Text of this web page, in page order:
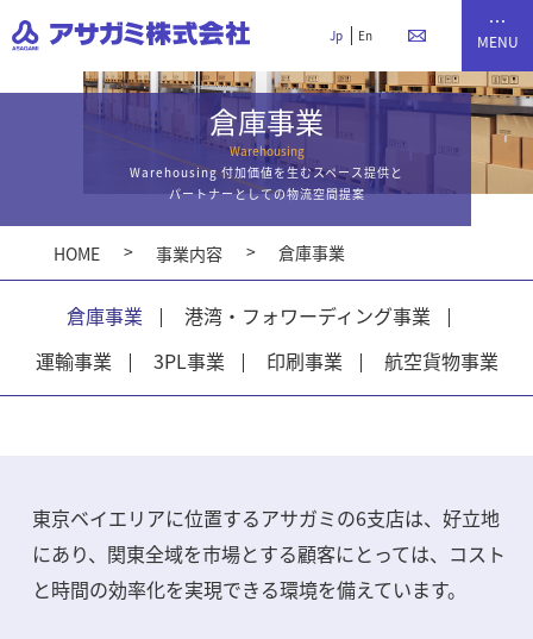
Jp En
倉庫事業
Warehousing
Warehousing 付加価値を生むスペース提供と
パートナーとしての物流空間提案
HOME 事業内容 倉庫事業
倉庫事業
港湾・フォワーディング事業
運輸事業
3PL事業 印刷事業 航空貨物事業
東京ベイエリアに位置するアサガミの6支店は、好立地
にあり、関東全域を市場とする顧客にとっては、コスト
と時間の効率化を実現できる環境を備えています。